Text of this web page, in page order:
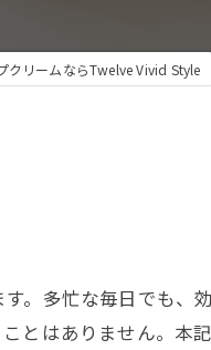
クリームならTwelve Vivid Style
。多忙な毎日でも、
とはありません。本